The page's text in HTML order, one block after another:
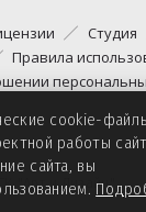
Студия
Правила
"Арт и Дизайн"
cookie-
работы
сайта, вы